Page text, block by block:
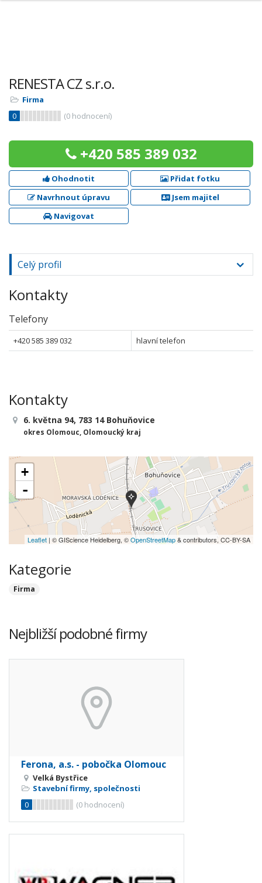
RENESTA CZ s.r.o.
Firma
0
(0 hodnocení)
+420 585 389 032
Ohodnotit
Přidat fotku
Navrhnout úpravu
Jsem majitel
Navigovat
Celý profil
Kontakty
Telefony
+420 585 389 032 hlavní telefon
Kontakty
6. května 94, 783 14 Bohuňovice
okres Olomouc, Olomoucký kraj
+
-
Leaflet | © GIScience Heidelberg, ©OpenStreetMap& contributors, CC-BY-SA
Kategorie
Firma
Nejbližší podobné firmy
Ferona, a.s. - pobočka Olomouc
Velká Bystřice
Stavební firmy, společnosti
0
(0 hodnocení)